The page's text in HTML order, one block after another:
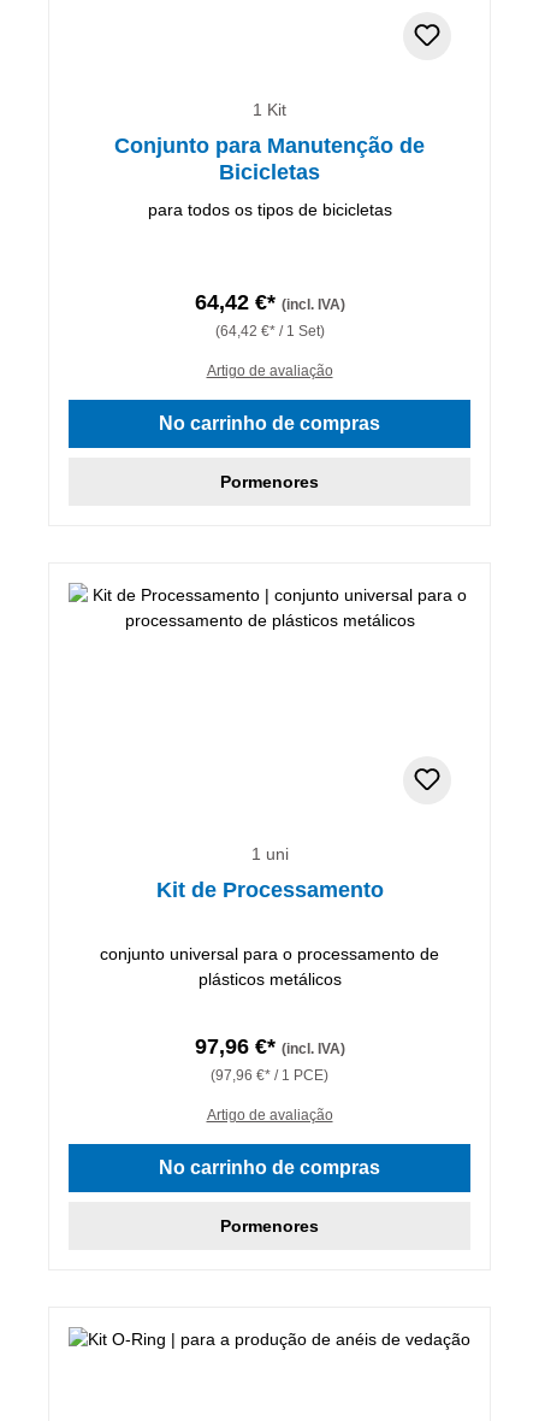
1 Kit
Conjunto para Manutenção de
Bicicletas
para todos os tipos de bicicletas
64,42 €* (incl. IVA)
(64,42 €* / 1 Set)
Artigo de avaliação
No carrinho de compras
Pormenores
1 uni
Kit de Processamento
conjunto universal para o processamento de
plásticos metálicos
97,96 €* (incl. IVA)
(97,96 €* / 1 PCE)
Artigo de avaliação
No carrinho de compras
Pormenores